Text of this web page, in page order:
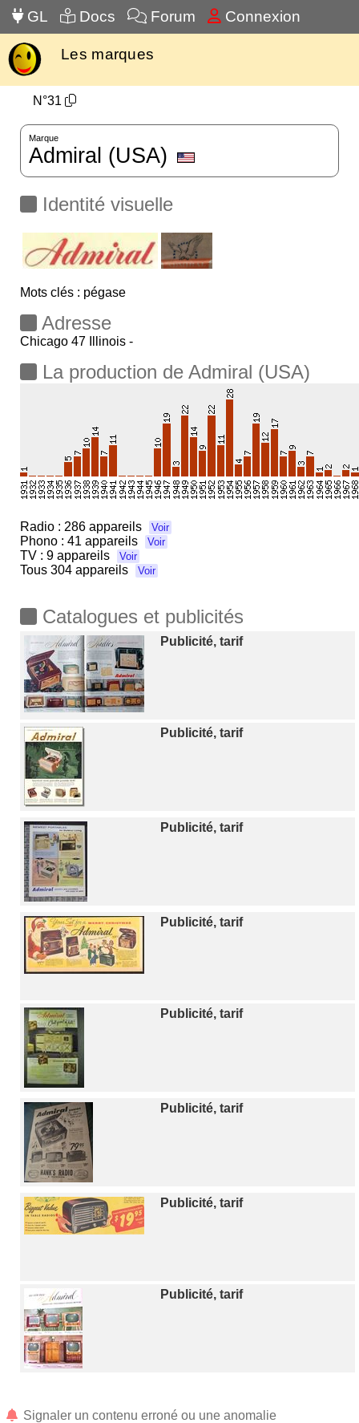
GL Docs Forum Connexion
Les marques
N°31
Marque
Admiral (USA)
Identité visuelle
Mots clés : pégase
Adresse
Chicago 47 Illinois -
La production de Admiral (USA)
Radio : 286 appareils Voir
Phono : 41 appareils Voir
TV : 9 appareils Voir
Tous 304 appareils Voir
Catalogues et publicités
Publicité, tarif
Publicité, tarif
Publicité, tarif
Publicité, tarif
Publicité, tarif
Publicité, tarif
Publicité, tarif
Publicité, tarif
Signaler un contenu erroné ou une anomalie